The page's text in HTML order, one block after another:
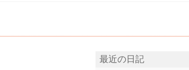
最近の日記